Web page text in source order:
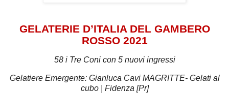
GELATERIE D’ITALIA DEL GAMBERO
ROSSO 2021
58 i Tre Coni con 5 nuovi ingressi
Gelatiere Emergente: Gianluca Cavi MAGRITTE- Gelati al
cubo | Fidenza [Pr]